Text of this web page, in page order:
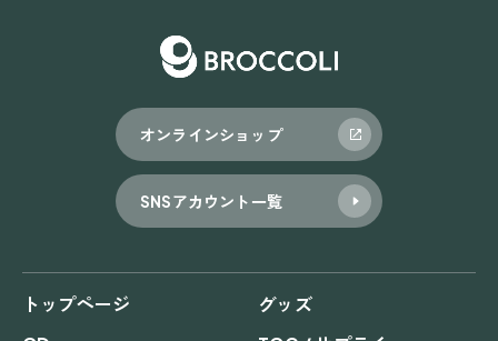
オンラインショップ
SNSアカウント一覧
トップページ
グッズ